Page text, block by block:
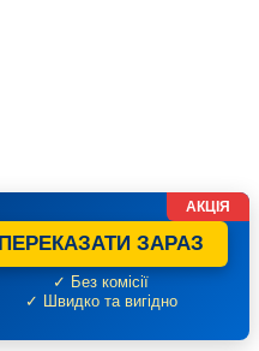
ПЕРЕКАЗАТИ ЗАРАЗ
✓ Без комісії
✓ Швидко та вигідно
АКЦІЯ